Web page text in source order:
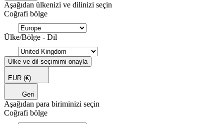
Aşağıdan ülkenizi ve dilinizi seçin
Coğrafi bölge
Ülke/Bölge - Dil
Ülke ve dil seçimimi onayla
EUR (€)
Geri
Aşağıdan para biriminizi seçin
Coğrafi bölge